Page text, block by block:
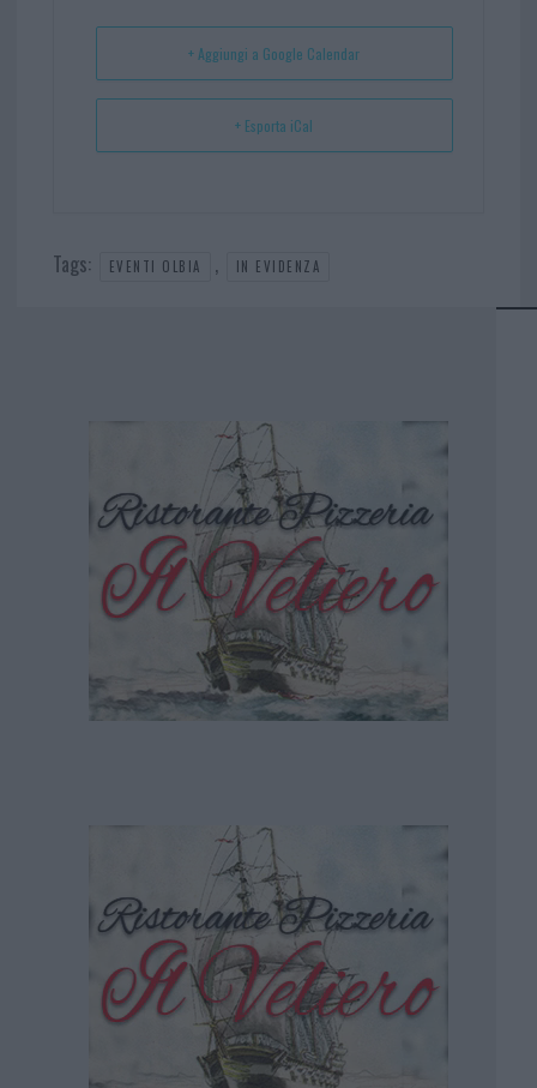
t p
+ Aggiungi a Google Calendar
+ Esporta iCal
Tags: EVENTI OLBIA , IN EVIDENZA